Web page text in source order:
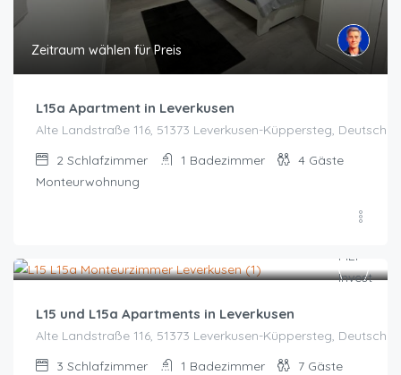
Zeitraum wählen für Preis
L15a Apartment in Leverkusen
Alte Landstraße 116, 51373 Leverkusen-Küppersteg,
2 Schlafzimmer 1 Badezimmer 4 Gäste
Monteurwohnung
L15 und L15a Apartments in Leverkusen
Alte Landstraße 116, 51373 Leverkusen-Küppersteg,
3 Schlafzimmer 1 Badezimmer 7 Gäste